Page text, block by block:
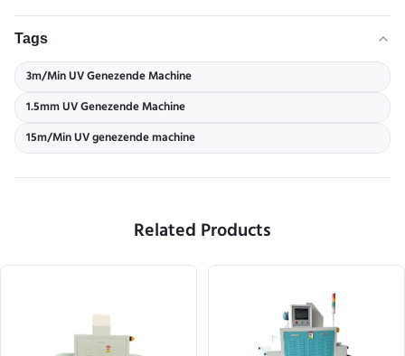
Tags
3m/Min UV Genezende Machine
1.5mm UV Genezende Machine
15m/Min UV genezende machine
Related Products